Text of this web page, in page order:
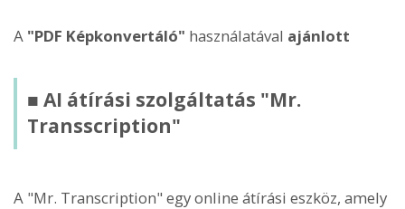
A "PDF Képkonvertáló" használatával ajánlott
■ AI átírási szolgáltatás "Mr.
Transscription"
A "Mr. Transcription" egy online átírási eszköz, amely